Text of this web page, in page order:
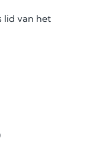
lid van het